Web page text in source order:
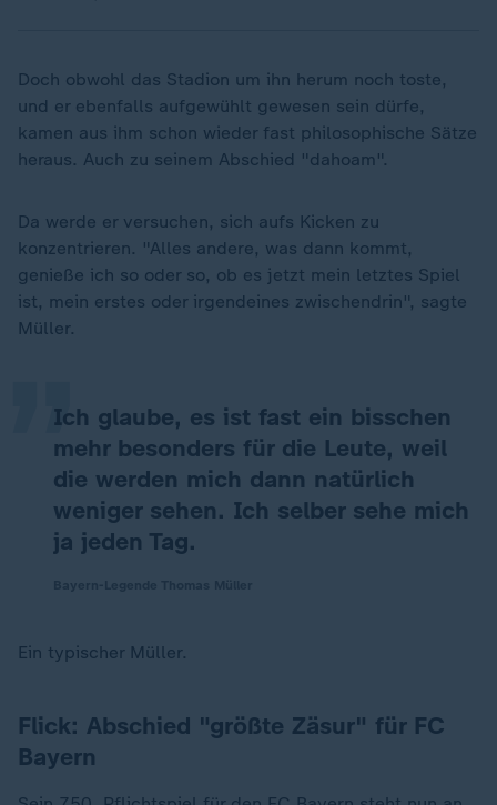
Doch obwohl das Stadion um ihn herum noch toste,
und er ebenfalls aufgewühlt gewesen sein dürfe,
kamen aus ihm schon wieder fast philosophische Sätze
heraus. Auch zu seinem Abschied "dahoam".
Da werde er versuchen, sich aufs Kicken zu
konzentrieren. "Alles andere, was dann kommt,
genieße ich so oder so, ob es jetzt mein letztes Spiel
ist, mein erstes oder irgendeines zwischendrin", sagte
Müller.
Ich glaube, es ist fast ein bisschen
mehr besonders für die Leute, weil
die werden mich dann natürlich
weniger sehen. Ich selber sehe mich
ja jeden Tag.
„
Ein typischer Müller.
Flick: Abschied "größte Zäsur" für FC
Bayern